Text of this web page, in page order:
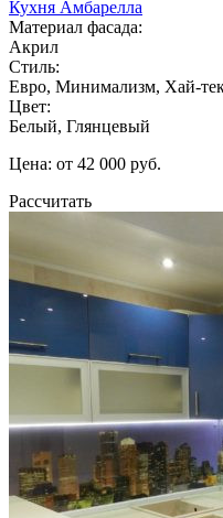
Кухня Амбарелла
Материал фасада:
Акрил
Стиль:
Евро, Минимализм, Хай-
Цвет:
Белый, Глянцевый
Цена: от 42 000 руб.
Рассчитать